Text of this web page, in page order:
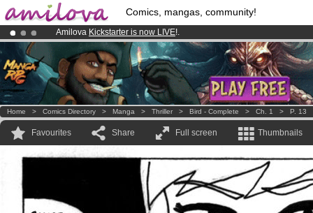
Comics, mangas, community!
Amilova Kickstarter is now LIVE!.
Premium membership from3.95 eurosper month !Get membership
Already 100000 membersand 1000 comics & mangas!.
Home > Comics Directory > Manga > Thriller > Bird - Complete > Ch. 1 > P. 13
Favourites Share Full screen Thumbnails